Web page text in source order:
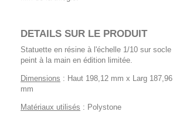
DETAILS SUR LE PRODUIT
Statuette en résine à l'échelle 1/10 sur
peint à la main en édition limitée.
Dimensions : Haut 198,12 mm x Larg
mm
Matériaux utilisés : Polystone